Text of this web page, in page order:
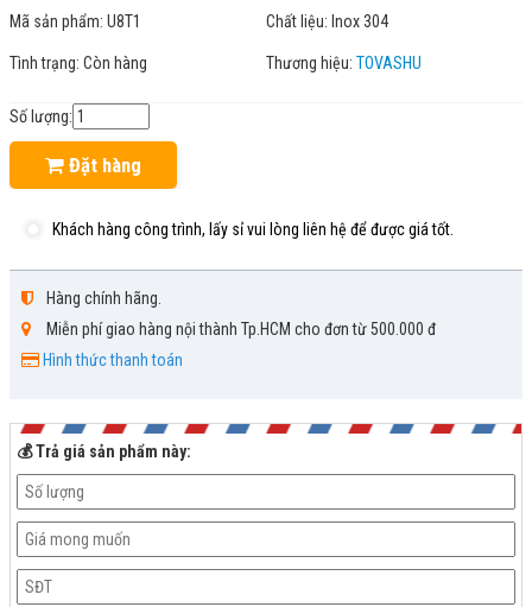
Mã sản phẩm: U8T1 Chất liệu: Inox 304
Tình trạng: Còn hàng Thương hiệu: TOVASHU
Số lượng:
Đặt hàng
Khách hàng công trình, lấy sỉ vui lòng liên hệ để được giá tốt.
Hàng chính hãng.
Miễn phí giao hàng nội thành Tp.HCM cho đơn từ 500.000 đ
Hình thức thanh toán
💰 Trả giá sản phẩm này: